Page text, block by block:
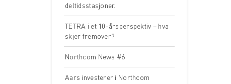
deltidsstasjoner.
TETRA i et 10-årsperspektiv – hva
skjer fremover?
Northcom News #6
Aars investerer i Northcom